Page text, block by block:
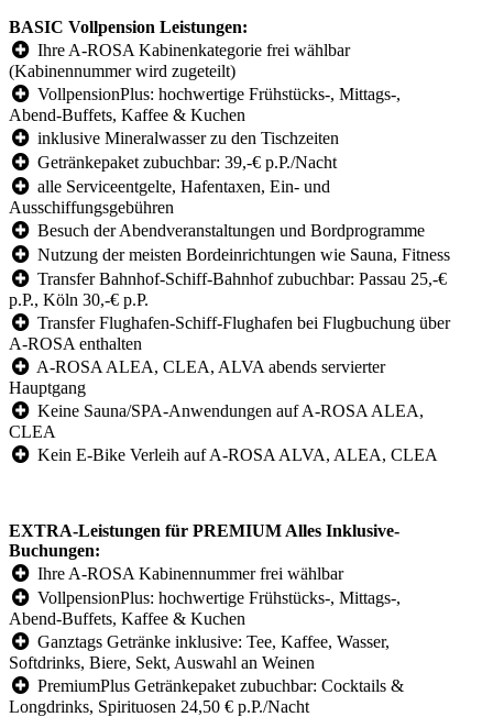
BASIC Vollpension Leistungen:
Ihre A-ROSA Kabinenkategorie frei wählbar
(Kabinennummer wird zugeteilt)
VollpensionPlus: hochwertige Frühstücks-, Mittags-,
Abend-Buffets, Kaffee & Kuchen
inklusive Mineralwasser zu den Tischzeiten
Getränkepaket zubuchbar: 39,-€ p.P./Nacht
alle Serviceentgelte, Hafentaxen, Ein- und
Ausschiffungsgebühren
Besuch der Abendveranstaltungen und Bordprogramme
Nutzung der meisten Bordeinrichtungen wie Sauna, Fitness
Transfer Bahnhof-Schiff-Bahnhof zubuchbar: Passau 25,-€
p.P., Köln 30,-€ p.P.
Transfer Flughafen-Schiff-Flughafen bei Flugbuchung über
A-ROSA enthalten
A-ROSA ALEA, CLEA, ALVA abends servierter
Hauptgang
Keine Sauna/SPA-Anwendungen auf A-ROSA ALEA,
CLEA
Kein E-Bike Verleih auf A-ROSA ALVA, ALEA, CLEA
EXTRA-Leistungen für PREMIUM Alles Inklusive-
Buchungen:
Ihre A-ROSA Kabinennummer frei wählbar
VollpensionPlus: hochwertige Frühstücks-, Mittags-,
Abend-Buffets, Kaffee & Kuchen
Ganztags Getränke inklusive: Tee, Kaffee, Wasser,
Softdrinks, Biere, Sekt, Auswahl an Weinen
PremiumPlus Getränkepaket zubuchbar: Cocktails &
Longdrinks, Spirituosen 24,50 € p.P./Nacht